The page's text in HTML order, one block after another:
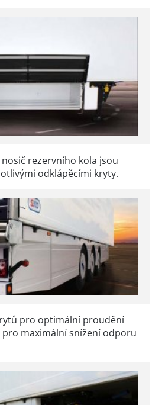
rezervního kola jsou
odklápěcími kryty.
pro optimální proudění
maximální snížení odporu